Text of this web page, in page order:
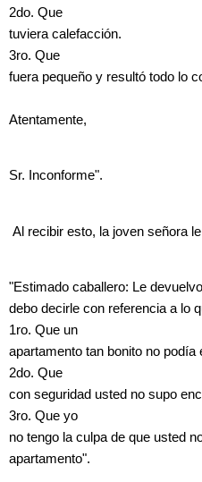
2do. Que
tuviera calefacción.
3ro. Que
fuera pequeño y resultó todo lo
Atentamente,
Sr. Inconforme".
Al recibir esto, la joven señora
"Estimado caballero: Le
debo decirle con referencia a lo
1ro. Que un
apartamento tan bonito no podía
2do. Que
con seguridad usted no supo
3ro. Que yo
no tengo la culpa de que usted
apartamento".